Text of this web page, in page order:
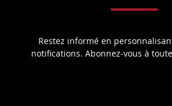
Restez informé en
notifications. Abonnez-vous à